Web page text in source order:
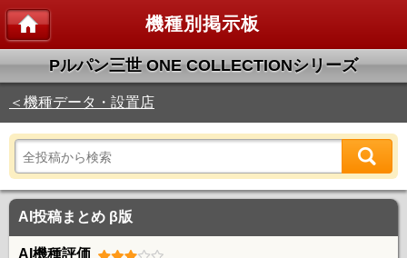
機種別掲示板
Pルパン三世 ONE COLLECTIONシリーズ
＜機種データ・設置店
AI投稿まとめ β版
AI機種評価